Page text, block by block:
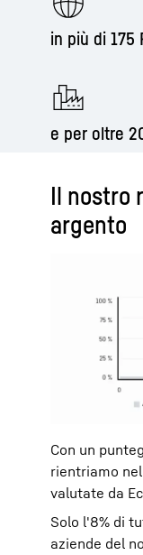
in più di 175
e per oltre
Il nostro
argento
Con un
rientriamo nel
valutate da
Solo l'8% di
aziende del